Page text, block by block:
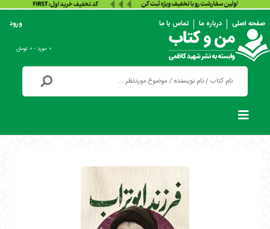
صفحه اصلی درباره ما تماس با ما ورود
۰ مورد - ۰ تومان